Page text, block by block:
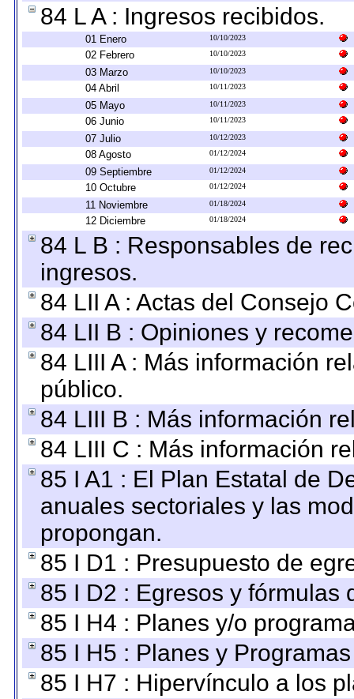
84 L A : Ingresos recibidos.
01 Enero 10/10/2023
02 Febrero 10/10/2023
03 Marzo 10/10/2023
04 Abril 10/11/2023
05 Mayo 10/11/2023
06 Junio 10/11/2023
07 Julio 10/12/2023
08 Agosto 01/12/2024
09 Septiembre 01/12/2024
10 Octubre 01/12/2024
11 Noviembre 01/18/2024
12 Diciembre 01/18/2024
84 L B : Responsables de
ingresos.
84 LII A : Actas del Consejo
84 LII B : Opiniones y
84 LIII A : Más información
público.
84 LIII B : Más información
84 LIII C : Más información
85 I A1 : El Plan Estatal de
anuales sectoriales y las
propongan.
85 I D1 : Presupuesto de
85 I D2 : Egresos y fórmulas
85 I H4 : Planes y/o
85 I H5 : Planes y
85 I H7 : Hipervínculo a los